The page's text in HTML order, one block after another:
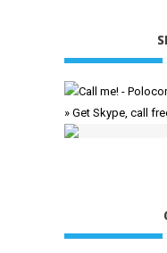
» Get Skype, call